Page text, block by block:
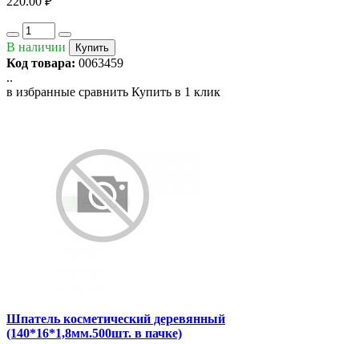
В наличии Купить
Код товара: 0063459
..
в избранные сравнить Купить в 1 клик
Шпатель косметический деревянный
(140*16*1,8мм.500шт. в пачке)